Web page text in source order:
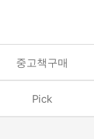
중고책구매
Pick